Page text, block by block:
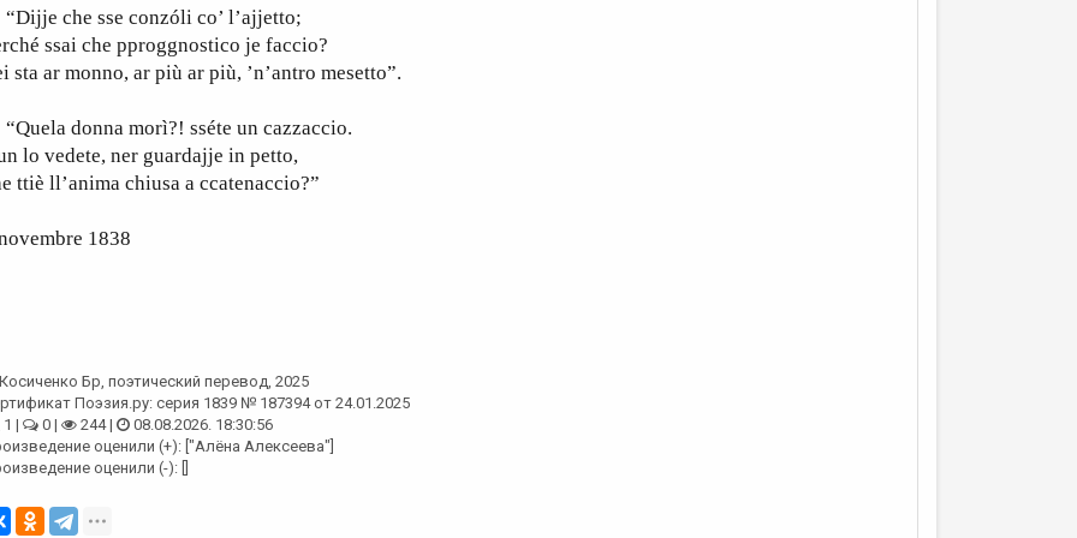
che sse conzóli co’ l’ajjetto;
ssai che pproggnostico je faccio?
sta ar monno, ar più ar più, ’n’antro mesetto”.
donna morì?! sséte un cazzaccio.
lo vedete, ner guardajje in petto,
ttiè ll’anima chiusa a ccatenaccio?”
1838
Косиченко Бр, поэтический перевод, 2025
Поэзия.ру: серия 1839 № 187394 от 24.01.2025
1 |
0 | 244 |
08.08.2026. 18:30:56
оценили (+): ["Алёна Алексеева"]
оценили (-): []